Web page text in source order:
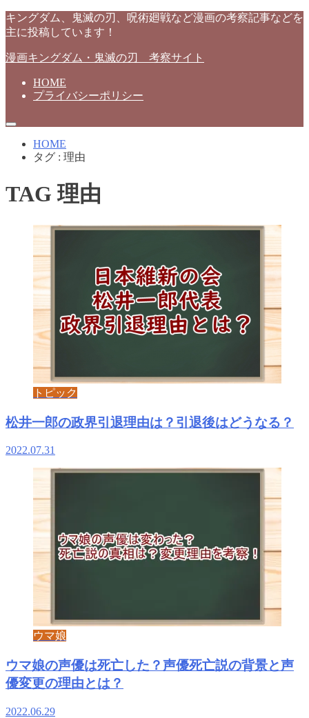
キングダム、鬼滅の刃、呪術廻戦など漫画の考察記事などを
主に投稿しています！
漫画キングダム・鬼滅の刃 考察サイト
HOME
プライバシーポリシー
HOME
タグ : 理由
TAG 理由
トピック
松井一郎の政界引退理由は？引退後はどうなる？
2022.07.31
ウマ娘
ウマ娘の声優は死亡した？声優死亡説の背景と声
優変更の理由とは？
2022.06.29